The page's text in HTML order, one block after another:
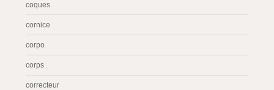
coques
cornice
corpo
corps
correcteur